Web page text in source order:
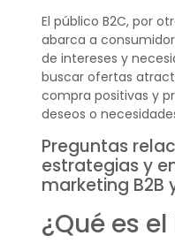
El público B2C, por
abarca a
de intereses y
buscar ofertas
compra positivas y
deseos o
Preguntas
estrategias y
marketing B2B
¿Qué es el